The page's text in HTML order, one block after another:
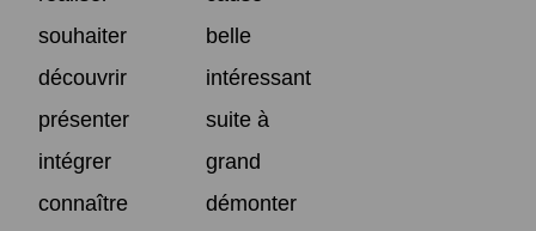
souhaiter
belle
découvrir
intéressant
présenter
suite à
intégrer
grand
connaître
démonter